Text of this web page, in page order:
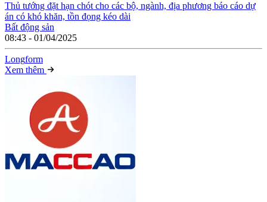
Thủ tướng đặt hạn chót cho các bộ, ngành, địa phương báo cáo dự
án có khó khăn, tồn đọng kéo dài
Bất động sản
08:43 - 01/04/2025
Longform
Xem thêm